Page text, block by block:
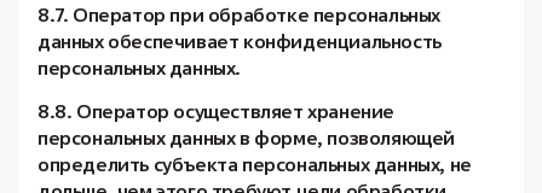
8.7. Оператор при обработке персональных
данных обеспечивает конфиденциальность
персональных данных.
8.8. Оператор осуществляет хранение
персональных данных в форме, позволяющей
определить субъекта персональных данных, не